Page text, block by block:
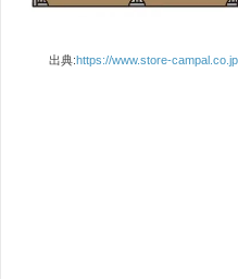
出典:https://www.store-